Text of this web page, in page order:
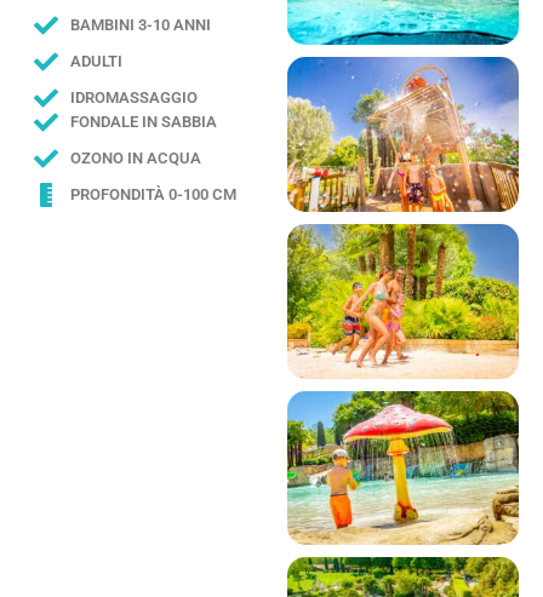
BAMBINI 3-10 ANNI
ADULTI
IDROMASSAGGIO
FONDALE IN SABBIA
OZONO IN ACQUA
PROFONDITÀ 0-100 CM